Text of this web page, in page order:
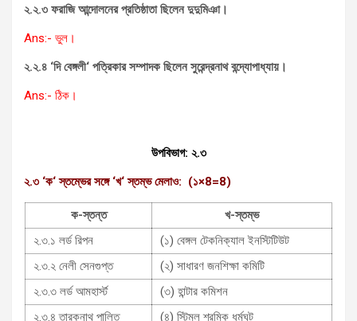
২.২.৩ ফরাজি আন্দোলনের প্রতিষ্ঠাতা ছিলেন দুদুমিঞা।
Ans:- ভুল।
২.২.৪ ‘দি বেঙ্গলী‘ পত্রিকার সম্পাদক ছিলেন সুরেন্দ্রনাথ বন্দ্যোপাধ্যায়।
Ans:- ঠিক।
উপবিভাগ: ২.৩
২.৩ ‘ক‘স্তম্ভের সঙ্গে ‘খ‘স্তম্ভ মেলাও: (১×8=8)
ক-স্তন্ত
খ-স্তম্ভ
২.৩.১ লর্ড রিপন
(১) বেঙ্গল টেকনিক্যাল ইনস্টিটিউট
২.৩.২ নেলী সেনগুপ্ত
(২) সাধারণ জনশিক্ষা কমিটি
২.৩.৩ লর্ড আমহার্স্ট
(৩) হান্টার কমিশন
২.৩.৪ তারকনাথ পালিত
(৪) স্টিমল শ্রমিক ধর্মঘট